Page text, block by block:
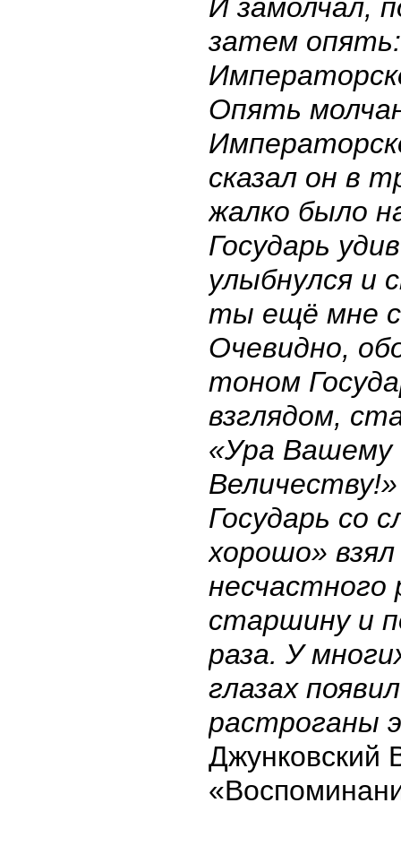
И замолчал,
затем
Опять
сказал он в
жалко было
Государь
улыбнулся и
ты ещё мне
Очевидно,
тоном
взглядом,
«Ура Вашему
Государь со
хорошо» взял
несчастного
старшину и
раза. У
глазах
растроганы
Джунковский